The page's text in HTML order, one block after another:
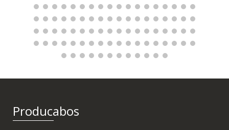
Producabos